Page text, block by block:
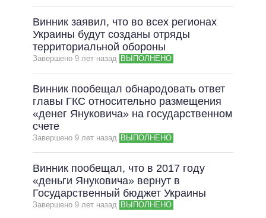
Винник заявил, что во всех регионах
Украины будут созданы отряды
территориальной обороны
Завершено 9 лет назад ВЫПОЛНЕНО
Винник пообещал обнародовать ответ
главы ГКС относительно размещения
«денег Януковича» на государственном
счете
Завершено 9 лет назад ВЫПОЛНЕНО
Винник пообещал, что в 2017 году
«деньги Януковича» вернут в
Государственный бюджет Украины
Завершено 9 лет назад ВЫПОЛНЕНО